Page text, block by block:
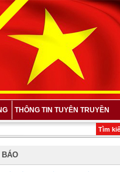
THÔNG TIN TUYÊN TRUYỀN
* Ứng dụng trí tuệ nhân tạo (AI)
BÁO